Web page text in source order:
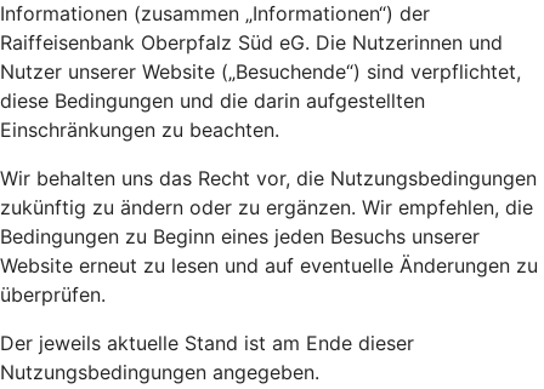
Informationen (zusammen „Informationen“) der
Raiffeisenbank Oberpfalz Süd eG. Die Nutzerinnen und
Nutzer unserer Website („Besuchende“) sind verpflichtet,
diese Bedingungen und die darin aufgestellten
Einschränkungen zu beachten.
Wir behalten uns das Recht vor, die Nutzungsbedingungen
zukünftig zu ändern oder zu ergänzen. Wir empfehlen, die
Bedingungen zu Beginn eines jeden Besuchs unserer
Website erneut zu lesen und auf eventuelle Änderungen zu
überprüfen.
Der jeweils aktuelle Stand ist am Ende dieser
Nutzungsbedingungen angegeben.